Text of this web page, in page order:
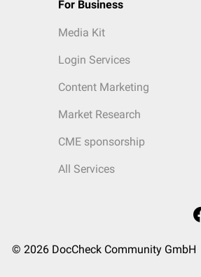
For Business
Media Kit
Login Services
Content Marketing
Market Research
CME sponsorship
All Services
© 2026 DocCheck Community GmbH